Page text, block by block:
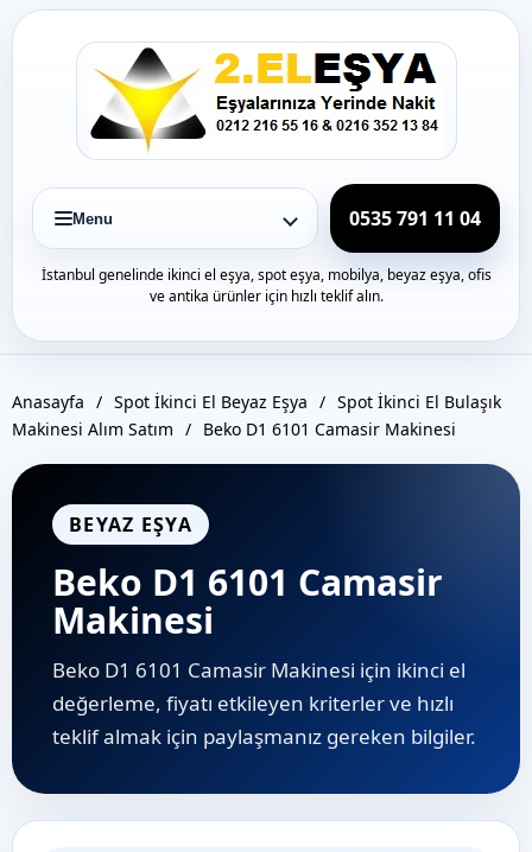
Icerige
Menu 0535 791 11 04
İstanbul genelinde ikinci el eşya, spot eşya, mobilya, beyaz eşya, ofis
ve antika ürünler için hızlı teklif alın.
Anasayfa / Spot İkinci El Beyaz Eşya / Spot İkinci El Bulaşık
Makinesi Alım Satım / Beko D1 6101 Camasir Makinesi
BEYAZ EŞYA
Beko D1 6101 Camasir
Makinesi
Beko D1 6101 Camasir Makinesi için ikinci el
değerleme, fiyatı etkileyen kriterler ve hızlı
teklif almak için paylaşmanız gereken bilgiler.